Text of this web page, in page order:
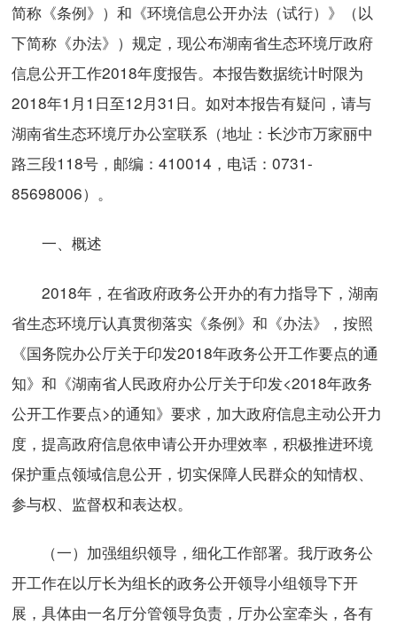
简称《条例》）和《环境信息公开办法（试行）》（以
下简称《办法》）规定，现公布湖南省生态环境厅政府
信息公开工作2018年度报告。本报告数据统计时限为
2018年1月1日至12月31日。如对本报告有疑问，请与
湖南省生态环境厅办公室联系（地址：长沙市万家丽中
路三段118号，邮编：410014，电话：0731-
85698006）。
一、概述
2018年，在省政府政务公开办的有力指导下，湖南
省生态环境厅认真贯彻落实《条例》和《办法》，按照
《国务院办公厅关于印发2018年政务公开工作要点的通
知》和《湖南省人民政府办公厅关于印发<2018年政务
公开工作要点>的通知》要求，加大政府信息主动公开力
度，提高政府信息依申请公开办理效率，积极推进环境
保护重点领域信息公开，切实保障人民群众的知情权、
参与权、监督权和表达权。
（一）加强组织领导，细化工作部署。我厅政务公
开工作在以厅长为组长的政务公开领导小组领导下开
展，具体由一名厅分管领导负责，厅办公室牵头，各有